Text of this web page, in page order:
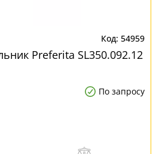
54959
Preferita SL350.092.12
По запросу